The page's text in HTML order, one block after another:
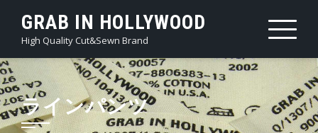
content
GRAB IN HOLLYWOOD
High Quality Cut&Sewn Brand
ラインパンツ